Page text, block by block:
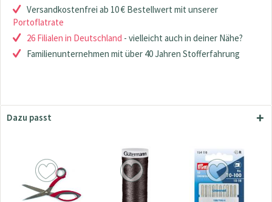
Versandkostenfrei ab 10 € Bestellwert mit unserer
Portoflatrate
26 Filialen in Deutschland - vielleicht auch in deiner Nähe?
Familienunternehmen mit über 40 Jahren Stofferfahrung
Dazu passt